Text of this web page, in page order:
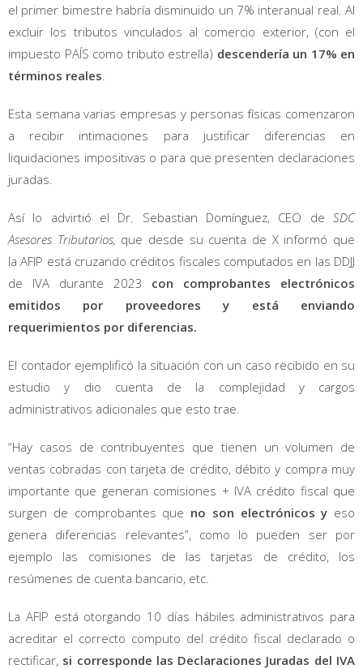
el primer bimestre habría disminuido un 7% interanual real. Al
excluir los tributos vinculados al comercio exterior, (con el
impuesto PAÍS como tributo estrella) descendería un 17% en
términos reales
Esta semana varias empresas y personas físicas comenzaron
a recibir intimaciones para justificar diferencias en
liquidaciones impositivas o para que presenten declaraciones
juradas.
Así lo advirtió el Dr. Sebastian Domínguez, CEO de SDC
Asesores Tributarios, que desde su cuenta de X informó que
la AFIP está cruzando créditos fiscales computados en las DDJJ
de IVA durante 2023 con comprobantes electrónicos
emitidos por proveedores y está enviando
requerimientos por diferencias.
El contador ejemplificó la situación con un caso recibido en su
estudio y dio cuenta de la complejidad y cargos
administrativos adicionales que esto trae.
“Hay casos de contribuyentes que tienen un volumen de
ventas cobradas con tarjeta de crédito, débito y compra muy
importante que generan comisiones + IVA crédito fiscal que
surgen de comprobantes que no son electrónicos y eso
genera diferencias relevantes”, como lo pueden ser por
ejemplo las comisiones de las tarjetas de crédito, los
resúmenes de cuenta bancario, etc.
La AFIP está otorgando 10 días hábiles administrativos para
acreditar el correcto computo del crédito fiscal declarado o
rectificar, si corresponde las Declaraciones Juradas del IVA